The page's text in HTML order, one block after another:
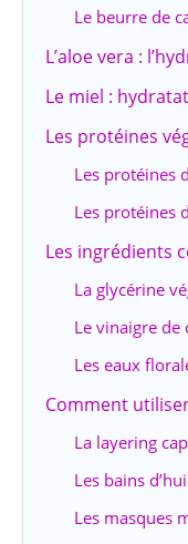
Le beurre de
L’aloe vera :
Le miel :
Les protéines
Les protéines
Les protéines
Les ingrédients
La glycérine
Le vinaigre de
Les eaux
Comment
La layering
Les bains
Les masques